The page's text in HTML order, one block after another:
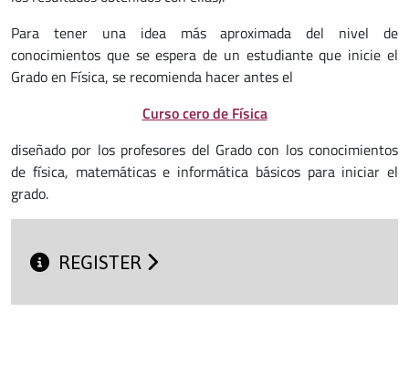
Para tener una idea más aproximada del nivel de
conocimientos que se espera de un estudiante que inicie el
Grado en Física, se recomienda hacer antes el
Curso cero de Física
diseñado por los profesores del Grado con los conocimientos
de física, matemáticas e informática básicos para iniciar el
grado.
REGISTER